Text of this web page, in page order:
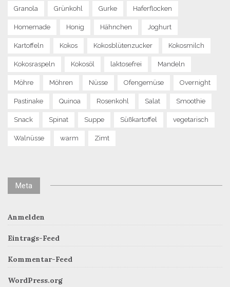
Granola Grünkohl Gurke Haferflocken
Homemade Honig Hähnchen Joghurt
Kartoffeln Kokos Kokosblütenzucker Kokosmilch
Kokosraspeln Kokosöl laktosefrei Mandeln
Möhre Möhren Nüsse Ofengemüse Overnight
Pastinake Quinoa Rosenkohl Salat Smoothie
Snack Spinat Suppe Süßkartoffel vegetarisch
Walnüsse warm Zimt
Meta
Anmelden
Eintrags-Feed
Kommentar-Feed
WordPress.org